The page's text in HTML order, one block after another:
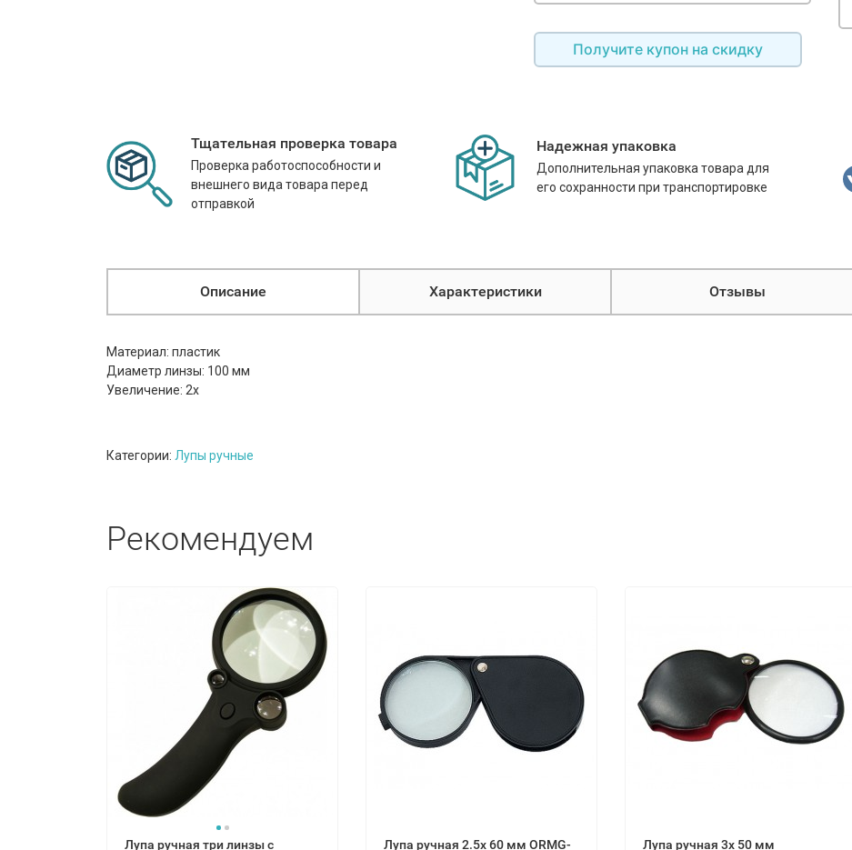
Получите купон на скидку
Тщательная проверка товара
Проверка работоспособности и
внешнего вида товара перед
отправкой
Надежная упаковка
Дополнительная упаковка товара для
его сохранности при транспортировке
Описание Характеристики Отзывы
Материал: пластик
Диаметр линзы: 100 мм
Увеличение: 2х
Категории: Лупы ручные
Рекомендуем
Лупа ручная три линзы с
Лупа ручная 2.5x 60 мм ORMG-
Лупа ручная 3x 50 мм